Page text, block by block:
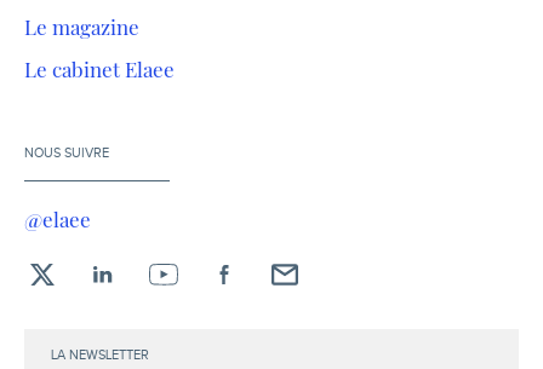
Le magazine
Le cabinet Elaee
NOUS SUIVRE
@elaee
LA NEWSLETTER